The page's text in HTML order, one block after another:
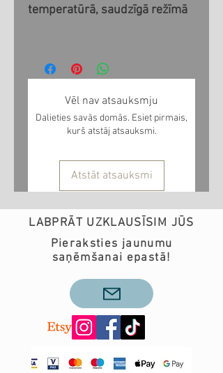
temperatūrā, saudzīgā režīmā
Vēl nav atsauksmju
Dalieties savās domās. Esiet pirmais,
kurš atstāj atsauksmi.
Atstāt atsauksmi
LABPRĀT UZKLAUSĪSIM JŪS
Pieraksties jaunumu
saņēmšanai epastā!